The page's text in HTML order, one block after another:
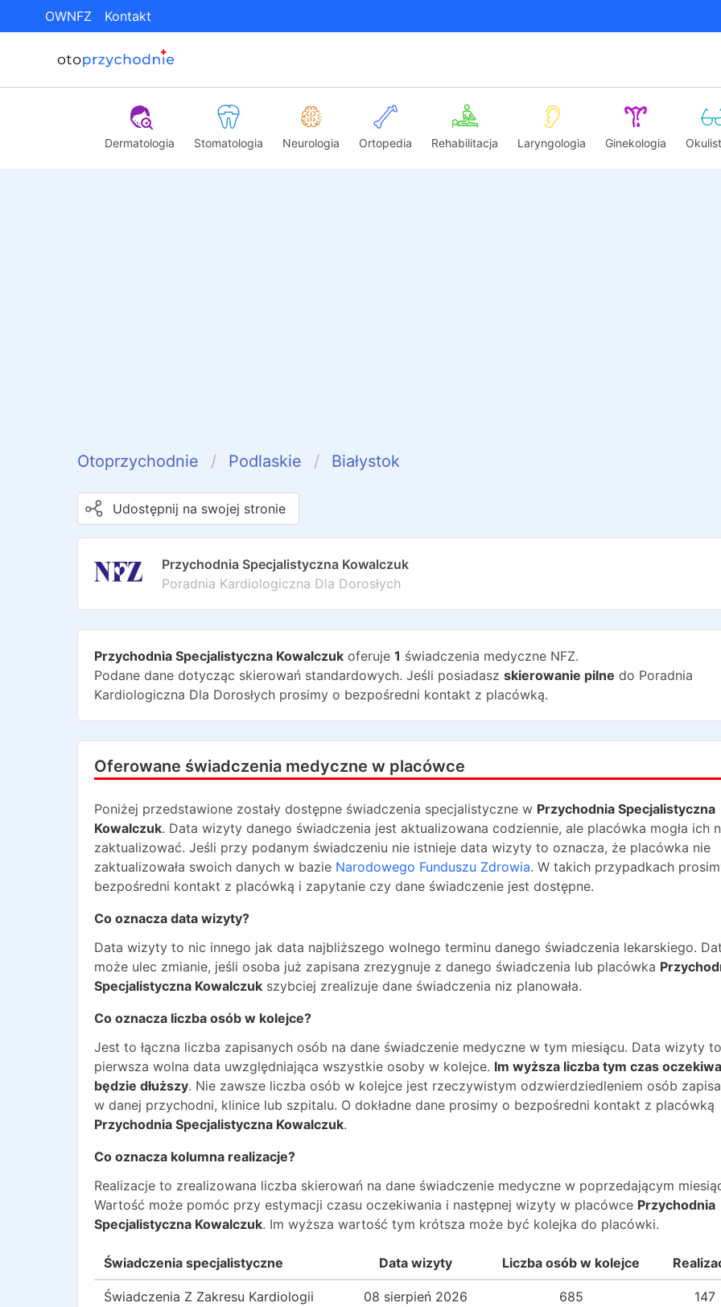
OWNFZ Kontakt
Dermatologia Stomatologia Neurologia Ortopedia Rehabilitacja Laryngologia Ginekologia
Otoprzychodnie Podlaskie Białystok
Udostępnij na swojej stronie
Przychodnia Specjalistyczna Kowalczuk
Poradnia Kardiologiczna Dla Dorosłych
Przychodnia Specjalistyczna Kowalczuk oferuje 1 świadczenia medyczne NFZ.
Podane dane dotycząc skierowań standardowych. Jeśli posiadasz skierowanie pilne do Poradnia
Kardiologiczna Dla Dorosłych prosimy o bezpośredni kontakt z placówką.
Oferowane świadczenia medyczne w placówce
Poniżej przedstawione zostały dostępne świadczenia specjalistyczne w Przychodnia Specjalistyczna
Kowalczuk. Data wizyty danego świadczenia jest aktualizowana codziennie, ale placówka mogła ich
zaktualizować. Jeśli przy podanym świadczeniu nie istnieje data wizyty to oznacza, że placówka nie
zaktualizowała swoich danych w bazie Narodowego Funduszu Zdrowia. W takich przypadkach
bezpośredni kontakt z placówką i zapytanie czy dane świadczenie jest dostępne.
Co oznacza data wizyty?
Data wizyty to nic innego jak data najbliższego wolnego terminu danego świadczenia lekarskiego.
może ulec zmianie, jeśli osoba już zapisana zrezygnuje z danego świadczenia lub placówka
Specjalistyczna Kowalczuk szybciej zrealizuje dane świadczenia niz planowała.
Co oznacza liczba osób w kolejce?
Jest to łączna liczba zapisanych osób na dane świadczenie medyczne w tym miesiącu. Data wizyty to
pierwsza wolna data uwzględniająca wszystkie osoby w kolejce. Im wyższa liczba tym czas
będzie dłuższy. Nie zawsze liczba osób w kolejce jest rzeczywistym odzwierdziedleniem osób
w danej przychodni, klinice lub szpitalu. O dokładne dane prosimy o bezpośredni kontakt z placówką
Przychodnia Specjalistyczna Kowalczuk.
Co oznacza kolumna realizacje?
Realizacje to zrealizowana liczba skierowań na dane świadczenie medyczne w poprzedającym
Wartość może pomóc przy estymacji czasu oczekiwania i następnej wizyty w placówce Przychodnia
Specjalistyczna Kowalczuk. Im wyższa wartość tym krótsza może być kolejka do placówki.
Świadczenia specjalistyczne Data wizyty Liczba osób w kolejce
Świadczenia Z Zakresu Kardiologii 08 sierpień 2026 685 147